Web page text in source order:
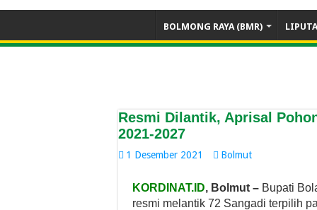
BOLMONG RAYA (BMR)
Resmi Dilantik, Aprisal
2021-2027
1 Desember 2021 Bolmut
KORDINAT.ID, Bolmut – Bupati
resmi melantik 72 Sangadi terpilih